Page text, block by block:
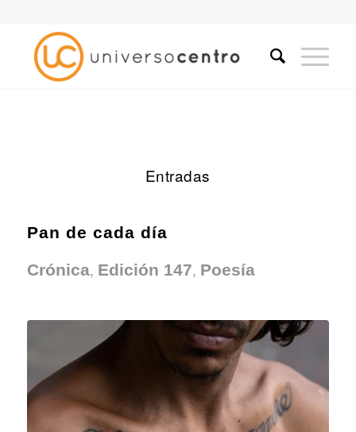
Entradas
Pan de cada día
Crónica, Edición 147, Poesía